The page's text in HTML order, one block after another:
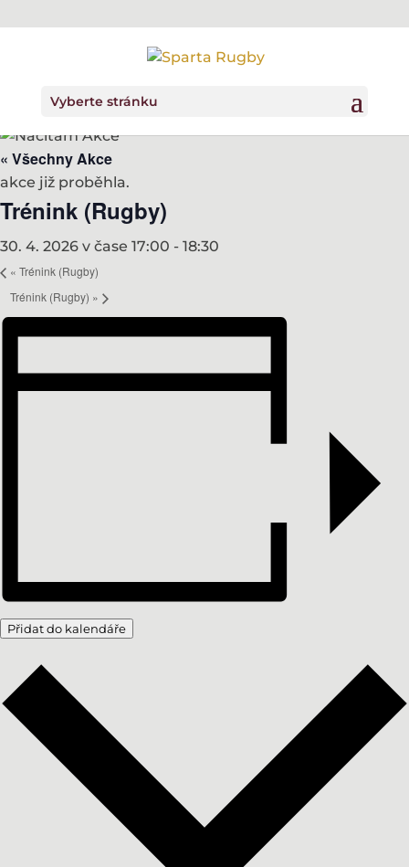
Vyberte stránku
« Všechny Akce
akce již proběhla.
Trénink (Rugby)
30. 4. 2026 v čase 17:00 - 18:30
« Trénink (Rugby)
Trénink (Rugby) »
Přidat do kalendáře